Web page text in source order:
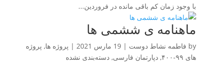
با وجود زمان کم باقی مانده در فروردین...
ماهنامه ی ششمی ها
by فاطمه نشاط دوست | 19 مارس 2021 | پروژه ها, پروژه
های ۹۹-۴۰۰
, دپارتمان فارسی, دسته‌بندی نشده